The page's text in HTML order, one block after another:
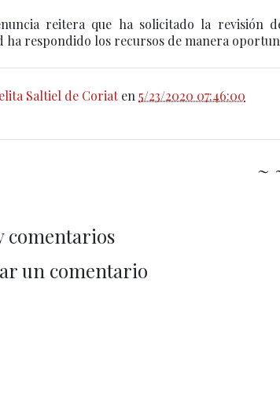
reitera que ha solicitado la revisión
ha respondido los recursos de manera
Saltiel de Coriat en 5/23/2020 07:46:00
~
comentarios
un comentario